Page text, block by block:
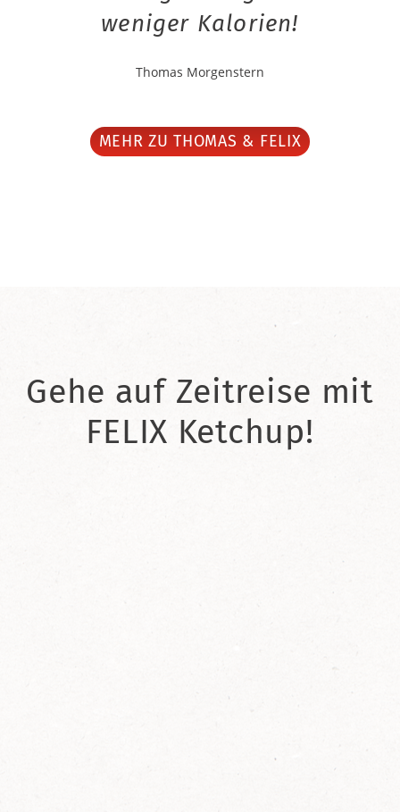
weniger Kalorien!
Thomas Morgenstern
MEHR ZU THOMAS & FELIX
Gehe auf Zeitreise mit
FELIX Ketchup!